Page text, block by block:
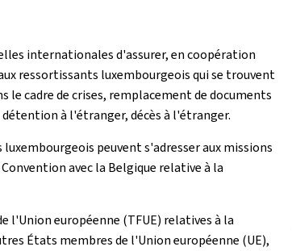
internationales d'assurer, en coopération
ressortissants luxembourgeois qui se trouvent
cadre de crises, remplacement de documents
à l'étranger, décès à l'étranger.
peuvent s'adresser aux missions
avec la Belgique relative à la
l'Union européenne (TFUE) relatives à la
États membres de l'Union européenne (UE),